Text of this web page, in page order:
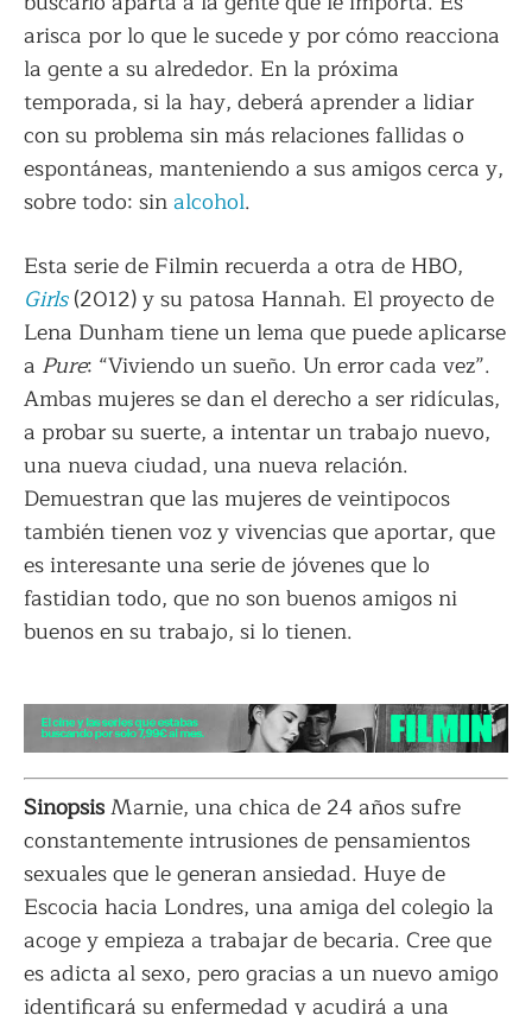
arisca por lo que le sucede y por cómo reacciona
la gente a su alrededor. En la próxima
temporada, si la hay, deberá aprender a lidiar
con su problema sin más relaciones fallidas o
espontáneas, manteniendo a sus amigos cerca y,
sobre todo: sinalcohol.
Esta serie de Filmin recuerda a otra de HBO,
Girls(2012) y su patosa Hannah. El proyecto de
Lena Dunham tiene un lema que puede aplicarse
a Pure: “Viviendo un sueño. Un error cada vez”.
Ambas mujeres se dan el derecho a ser ridículas,
a probar su suerte, a intentar un trabajo nuevo,
una nueva ciudad, una nueva relación.
Demuestran que las mujeres de veintipocos
también tienen voz y vivencias que aportar, que
es interesante una serie de jóvenes que lo
fastidian todo, que no son buenos amigos ni
buenos en su trabajo, si lo tienen.
SinopsisMarnie, una chica de 24 años sufre
constantemente intrusiones de pensamientos
sexuales que le generan ansiedad. Huye de
Escocia hacia Londres, una amiga del colegio la
acoge y empieza a trabajar de becaria. Cree que
es adicta al sexo, pero gracias a un nuevo amigo
identificará su enfermedad y acudirá a una